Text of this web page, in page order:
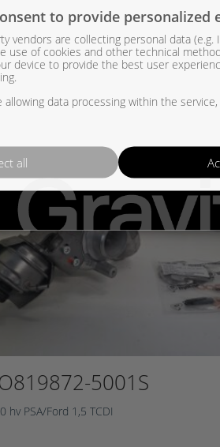
5001S
hv PSA/Ford 1,5 TCDI
to provide personalized
vendors are collecting personal data (e.g.
use of cookies and other technical
device to provide the best user
allowing data processing within the
all